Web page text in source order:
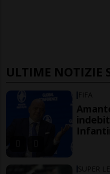
ULTIME NOTIZIE
FIFA
SUPER